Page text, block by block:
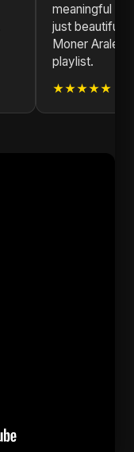
meaningful
just beautiful.
Moner Arale
playlist.
★★★★★